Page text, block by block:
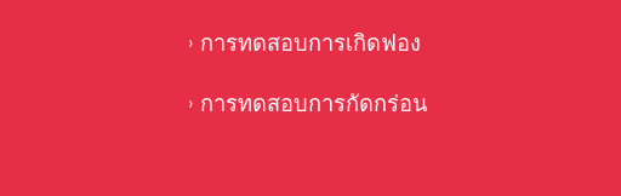
การทดสอบการเกิดฟอง
การทดสอบการกัดกร่อน